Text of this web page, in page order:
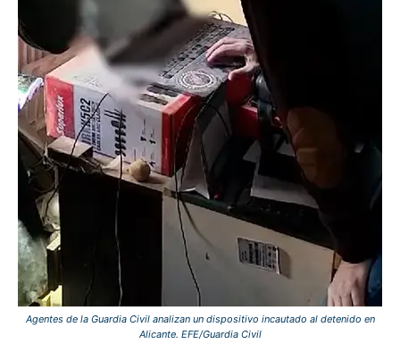
Agentes de la Guardia Civil analizan un dispositivo incautado al detenido en
Alicante. EFE/Guardia Civil